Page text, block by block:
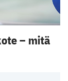
– mitä